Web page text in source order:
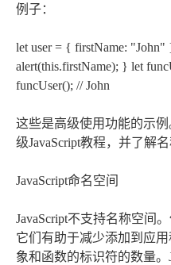
例子：
let user = { firstName:
alert(this.firstName); } let
funcUser(); // John
这些是高级使用功能的示
级JavaScript教程，并了解名
JavaScript命名空间
JavaScript不支持名称空间
它们有助于减少添加到应
象和函数的标识符的数量。